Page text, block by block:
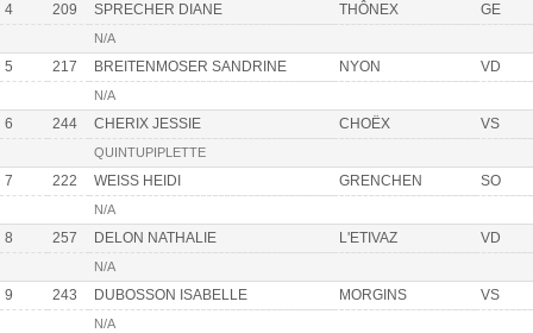
4 209 SPRECHER DIANE THÔNEX GE
N/A
5 217 BREITENMOSER SANDRINE NYON VD
N/A
6 244 CHERIX JESSIE CHOËX VS
QUINTUPIPLETTE
7 222 WEISS HEIDI GRENCHEN SO
N/A
8 257 DELON NATHALIE L'ETIVAZ VD
N/A
9 243 DUBOSSON ISABELLE MORGINS VS
N/A